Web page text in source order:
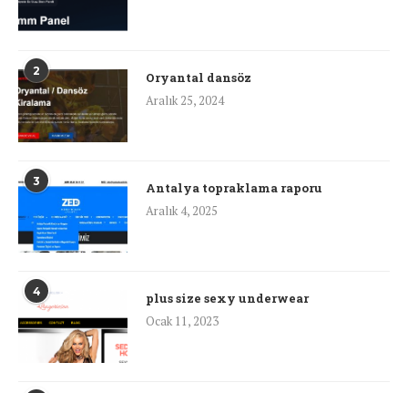
2
Oryantal dansöz
Aralık 25, 2024
3
Antalya topraklama raporu
Aralık 4, 2025
4
plus size sexy underwear
Ocak 11, 2023